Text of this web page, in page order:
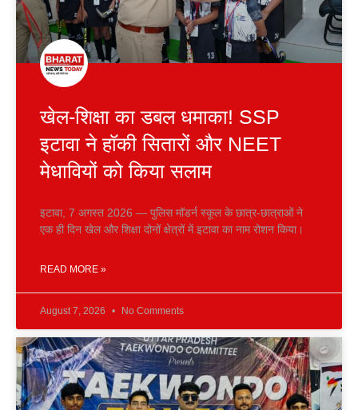
खेल-शिक्षा का डबल धमाका! SSP
इटावा ने हॉकी सितारों और NEET
मेधावियों को किया सलाम
इटावा, 7 अगस्त 2026 — पुलिस मॉडर्न स्कूल के छात्र-छात्राओं ने
एक ही दिन खेल और शिक्षा दोनों क्षेत्रों में इटावा का नाम रोशन किया।
READ MORE »
August 7, 2026 No Comments